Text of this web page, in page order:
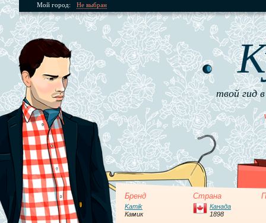
Мой город: Не выбран
твой гид
Бренд Страна
Kamik
Камик
Канада
1898